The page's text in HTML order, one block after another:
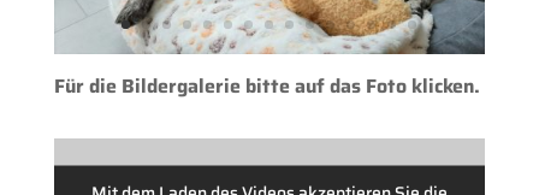
Für die Bildergalerie bitte auf das Foto klicken.